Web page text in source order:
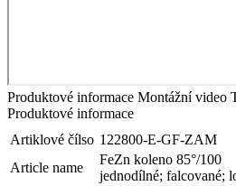
Produktové informace Montážní video
Produktové informace
Artiklové čílso 122800-E-GF-ZAM
Article name
FeZn koleno 85°/100
jednodílné; falcované;